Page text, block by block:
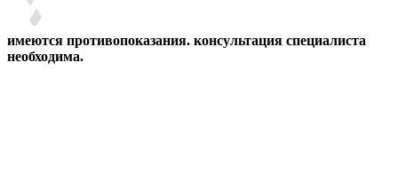
имеются противопоказания. консультация специалиста
необходима.